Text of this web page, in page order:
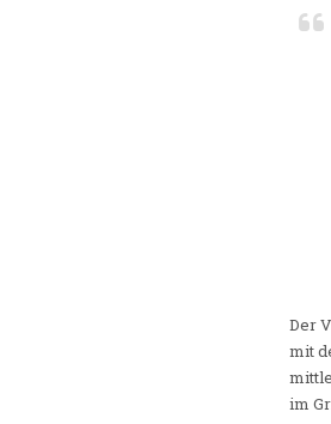
Der
mit
im